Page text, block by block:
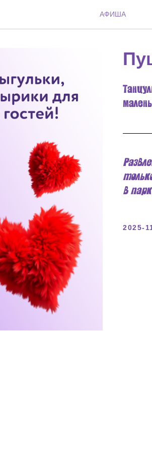
АФИША
в
2025-